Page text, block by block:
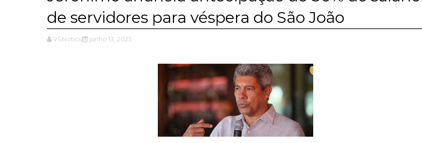
de servidores para véspera do São João
VSNotícias junho 13, 2023